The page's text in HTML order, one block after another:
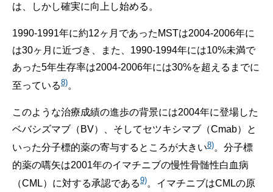
は、しかし確実に向上し始める。
1990-1991年に約12ヶ月であったMSTは2004-2006年に
は30ヶ月に近づき、また、1990-1994年には10%未満で
あった5年生存率は2004-2006年には30%を超えるまでに
至っている8)。
このような治療成績の進歩の背景には2004年に登場した
ベバシズマブ（BV）、そしてセツキシマブ（Cmab）と
いった分子標的薬の寄与するところが大きい8)。分子標
的薬の嚆矢は2001年のイマチニブの慢性骨髄性白血病
（CML）に対する承認である9)。イマチニブはCMLの原